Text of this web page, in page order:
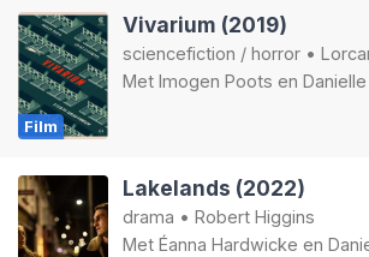
Film
Vivarium (2019)
sciencefiction / horror •
Met Imogen Poots en Danielle
Lakelands (2022)
drama • Robert Higgins
Met Éanna Hardwicke en